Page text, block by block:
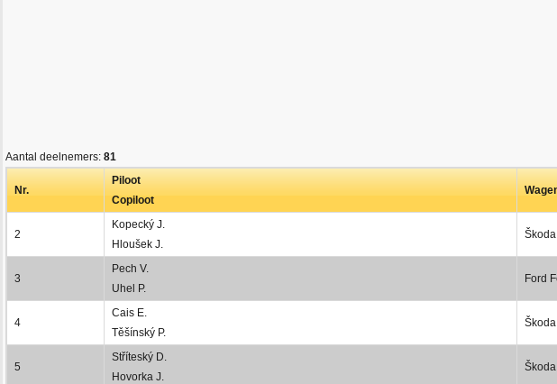
Aantal deelnemers: 81
Nr.
Piloot
Copiloot
2
Kopecký J.
Hloušek J.
3
Pech V.
Uhel P.
Ford
4
Cais E.
Těšínský P.
5
Stříteský D.
Hovorka J.